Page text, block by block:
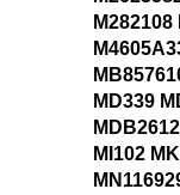
M282108
MD339
MI102